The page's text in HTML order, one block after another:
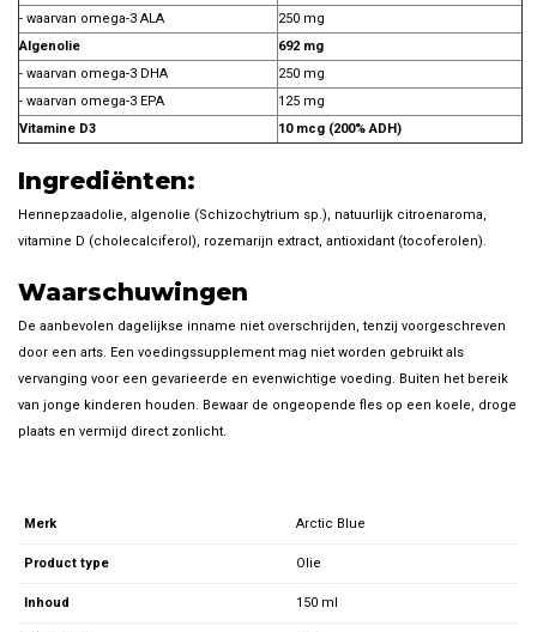
- waarvan omega-3 ALA
250 mg
Algenolie
692 mg
- waarvan omega-3 DHA
250 mg
- waarvan omega-3 EPA
125 mg
Vitamine D3
10 mcg (200% ADH)
Ingrediënten:
Hennepzaadolie, algenolie (Schizochytrium sp.), natuurlijk citroenaroma,
vitamine D (cholecalciferol), rozemarijn extract, antioxidant (tocoferolen).
Waarschuwingen
De aanbevolen dagelijkse inname niet overschrijden, tenzij voorgeschreven
door een arts. Een voedingssupplement mag niet worden gebruikt als
vervanging voor een gevarieerde en evenwichtige voeding. Buiten het bereik
van jonge kinderen houden. Bewaar de ongeopende fles op een koele, droge
plaats en vermijd direct zonlicht.
Merk Arctic Blue
Product type Olie
Inhoud 150 ml